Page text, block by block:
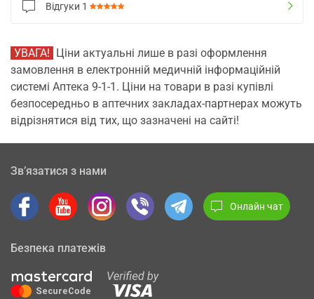
Відгуки 1
УВАГА! Ціни актуальні лише в разі оформлення
замовлення в електронній медичній інформаційній
системі Аптека 9-1-1. Ціни на товари в разі купівлі
безпосередньо в аптечних закладах-партнерах можуть
відрізнятися від тих, що зазначені на сайті!
Зв’язатися з нами
Онлайн чат
Безпека платежів